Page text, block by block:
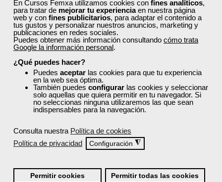
En Cursos Femxa utilizamos cookies con fines analíticos,
para tratar de mejorar tu experienciaen nuestra página
web y con fines publicitarios, para adaptar el contenido a
tus gustos y personalizar nuestros anuncios, marketing y
publicaciones en redes sociales.
Puedes obtener más información consultando cómo trata
Google la información personal.
¿Qué puedes hacer?
Puedes aceptar las cookies para que tu experiencia
en la web sea óptima.
También puedes configurar las cookies y seleccionar
solo aquellas que quiera permitir en tu navegador. Si
no seleccionas ninguna utilizaremos las que sean
indispensables para la navegación.
Consulta nuestra Política de cookies
Política de privacidad
Configuración ◮
Permitir cookies Permitir todas las cookies
Inicia sesión:
Accede con tu nombre de usuario y contraseña o inicia
sesión con Facebook, Google o LinkedIn:
Recordarme